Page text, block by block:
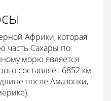
Африки, которая
часть Сахары по
морю является
составляет 6852 км
после Амазонки,